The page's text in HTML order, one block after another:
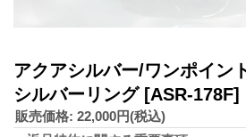
アクアシルバー/ワンポイン
シルバーリング [ASR-178F]
販売価格: 22,000円(税込)